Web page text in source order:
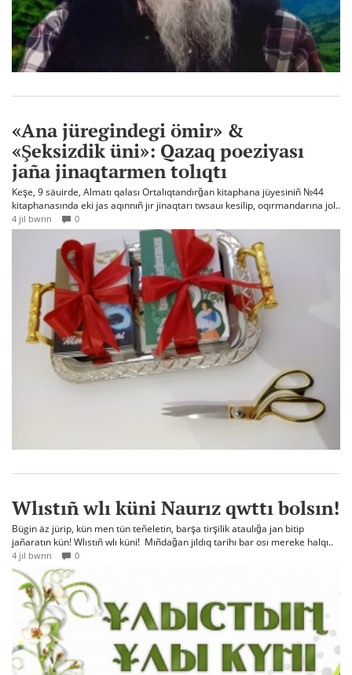
«Ana jüregindegi ömir» &
«Şeksizdik üni»: Qazaq poeziyası
jaña jinaqtarmen tolıqtı
Keşe, 9 säuirde, Almatı qalası Ortalıqtandırğan kitaphana jüyesiniñ №44
kitaphanasında eki jas aqınnıñ jır jinaqtarı twsauı kesilip, oqırmandarına jol..
4 jıl bwrın 0
Wlıstıñ wlı küni Naurız qwttı bolsın!
Bügin äz jürip, kün men tün teñeletin, barşa tirşilik ataulığa jan bitip
jañaratın kün! Wlıstıñ wlı küni! Mıñdağan jıldıq tarihı bar osı mereke halqı..
4 jıl bwrın 0